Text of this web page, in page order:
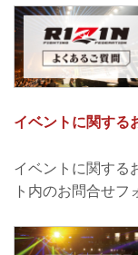
イベントに関する
イベントに関する
ト内のお問合せフ